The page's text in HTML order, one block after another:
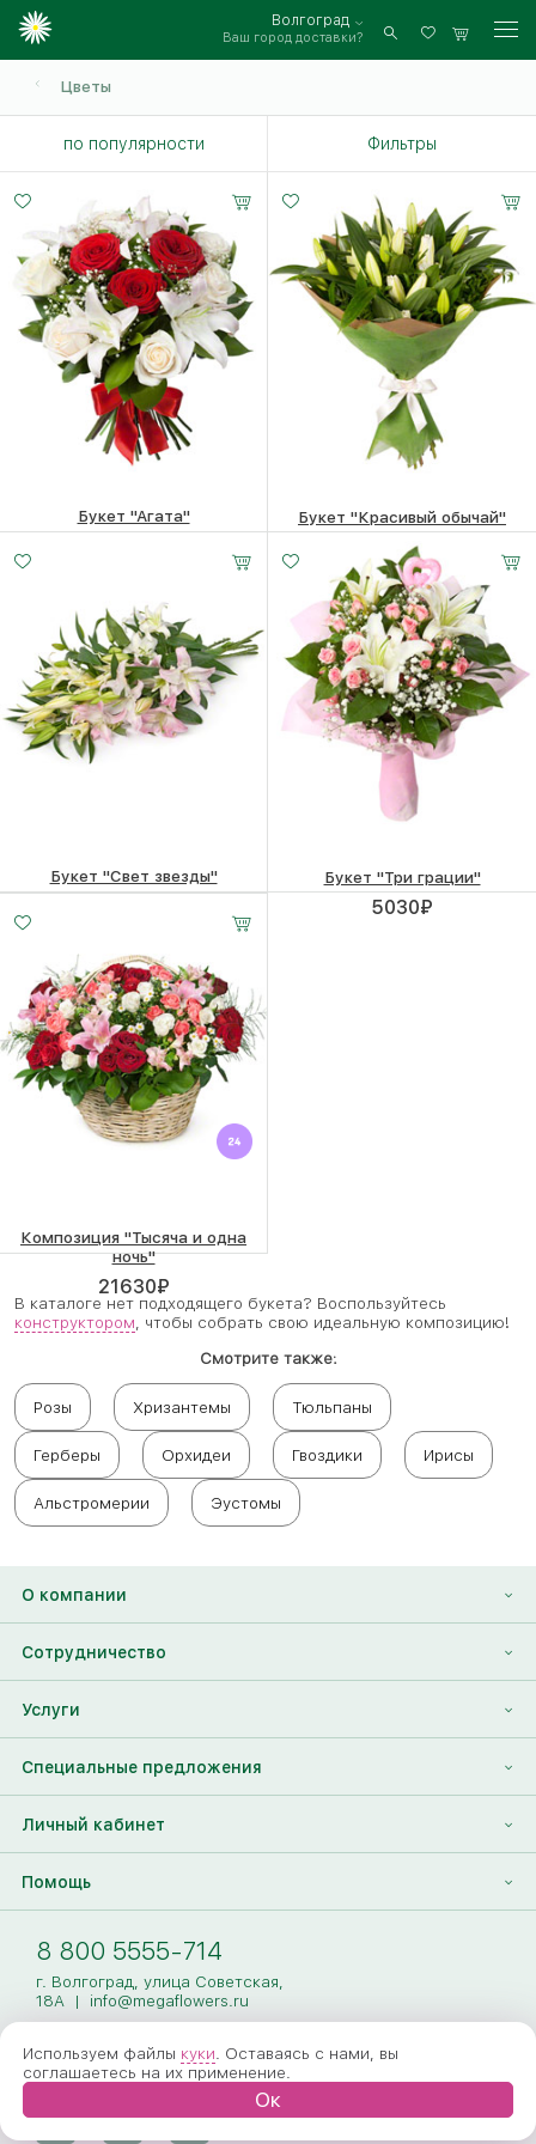
Волгоград
Ваш город доставки? Войти
Цветы
по популярности Фильтры
Букет "Агата"
50 см
Букет "Красивый обычай"
9730₽
Букет "Свет звезды" Букет "Три грации"
5030₽
Композиция "Тысяча и одна
ночь"
21630₽
В каталоге нет подходящего букета? Воспользуйтесь
конструктором, чтобы собрать свою идеальную композицию!
Смотрите также:
Розы Хризантемы Тюльпаны
Герберы Орхидеи Гвоздики Ирисы
Альстромерии Эустомы
8 800 5555-714
г. Волгоград, улица Советская,
18А | info@megaflowers.ru
О компании
О нас
Контакты
Видеогалерея
Новости
Сотрудничество
Франшиза
Партнеры Megaflowers
Услуги
Найти друга
Доставка цветов за границу
Специальные предложения
Накопительные скидки
Личный кабинет
Вход
Помощь
Оплата
Гарантии
Как заказать
Вопрос-ответ
Используем файлы куки. Оставаясь с нами, вы
соглашаетесь на их применение.
Ок